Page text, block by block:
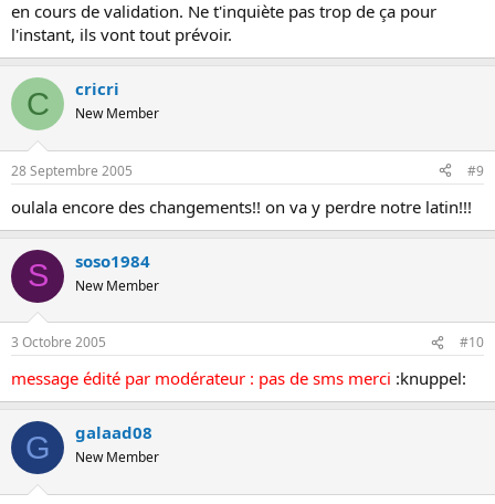
en cours de validation. Ne t'inquiète pas trop de ça pour
l'instant, ils vont tout prévoir.
C cricri
New Member
28 Septembre 2005 #9
oulala encore des changements!! on va y perdre notre latin!!!
S soso1984
New Member
3 Octobre 2005 #10
message édité par modérateur : pas de sms merci :knuppel:
G galaad08
New Member